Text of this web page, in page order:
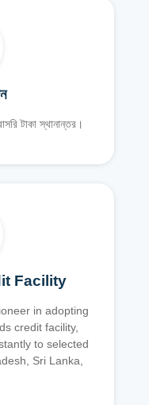
টাকা স্থানান্তর।
Facility
in adopting
credit facility,
to selected
Sri Lanka,